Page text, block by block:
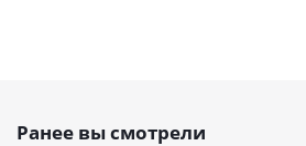
Ранее вы смотрели